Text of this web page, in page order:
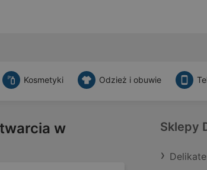
Kosmetyki Odzież i obuwie
w
Sklepy